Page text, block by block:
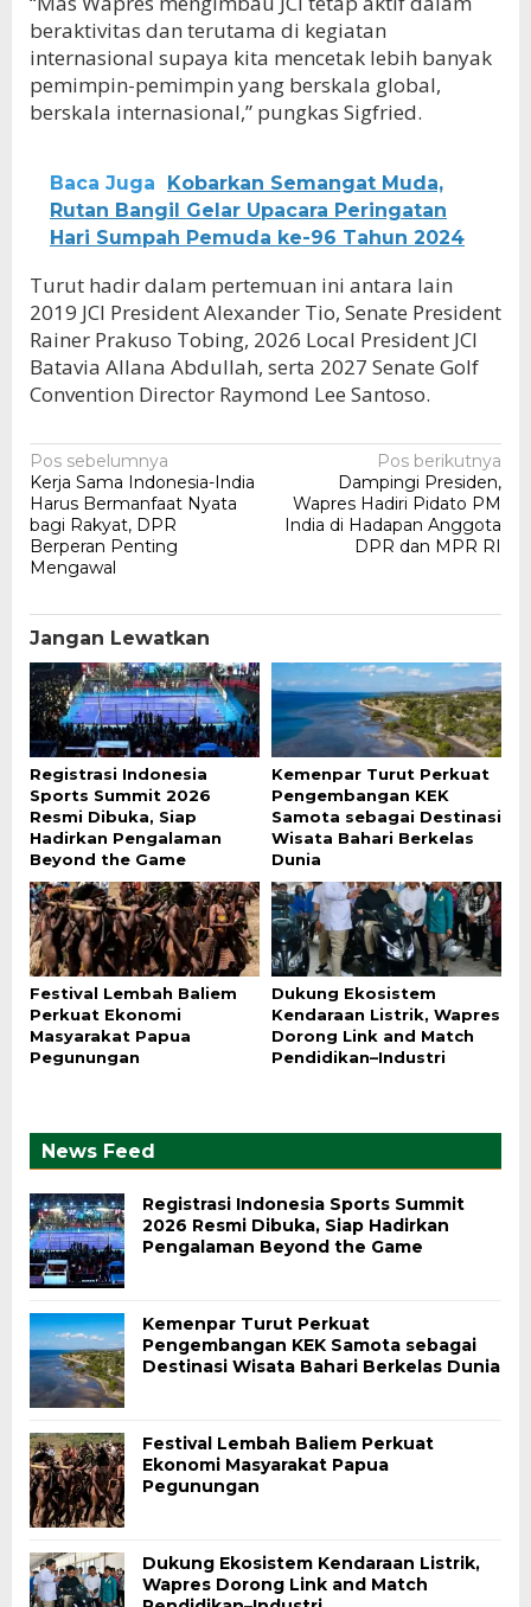
beraktivitas dan terutama di kegiatan
internasional supaya kita mencetak lebih banyak
pemimpin-pemimpin yang berskala global,
berskala internasional,” pungkas Sigfried.
Baca Juga
Kobarkan Semangat Muda,
Rutan Bangil Gelar Upacara Peringatan
Hari Sumpah Pemuda ke-96 Tahun 2024
Turut hadir dalam pertemuan ini antara lain
2019 JCI President Alexander Tio, Senate President
Rainer Prakuso Tobing, 2026 Local President JCI
Batavia Allana Abdullah, serta 2027 Senate Golf
Convention Director Raymond Lee Santoso.
Navigasi
pos
Pos sebelumnya
Kerja Sama Indonesia-India
Harus Bermanfaat Nyata
bagi Rakyat, DPR
Berperan Penting
Mengawal
Pos berikutnya
Dampingi Presiden,
Wapres Hadiri Pidato PM
India di Hadapan Anggota
DPR dan MPR RI
Jangan Lewatkan
Registrasi Indonesia
Sports Summit 2026
Resmi Dibuka, Siap
Hadirkan Pengalaman
Beyond the Game
Kemenpar Turut Perkuat
Pengembangan KEK
Samota sebagai Destinasi
Wisata Bahari Berkelas
Dunia
Festival Lembah Baliem
Perkuat Ekonomi
Masyarakat Papua
Pegunungan
Dukung Ekosistem
Kendaraan Listrik, Wapres
Dorong Link and Match
Pendidikan–Industri
News Feed
Registrasi Indonesia Sports Summit
2026 Resmi Dibuka, Siap Hadirkan
Pengalaman Beyond the Game
Kemenpar Turut Perkuat
Pengembangan KEK Samota sebagai
Destinasi Wisata Bahari Berkelas Dunia
Festival Lembah Baliem Perkuat
Ekonomi Masyarakat Papua
Pegunungan
Dukung Ekosistem Kendaraan Listrik,
Wapres Dorong Link and Match